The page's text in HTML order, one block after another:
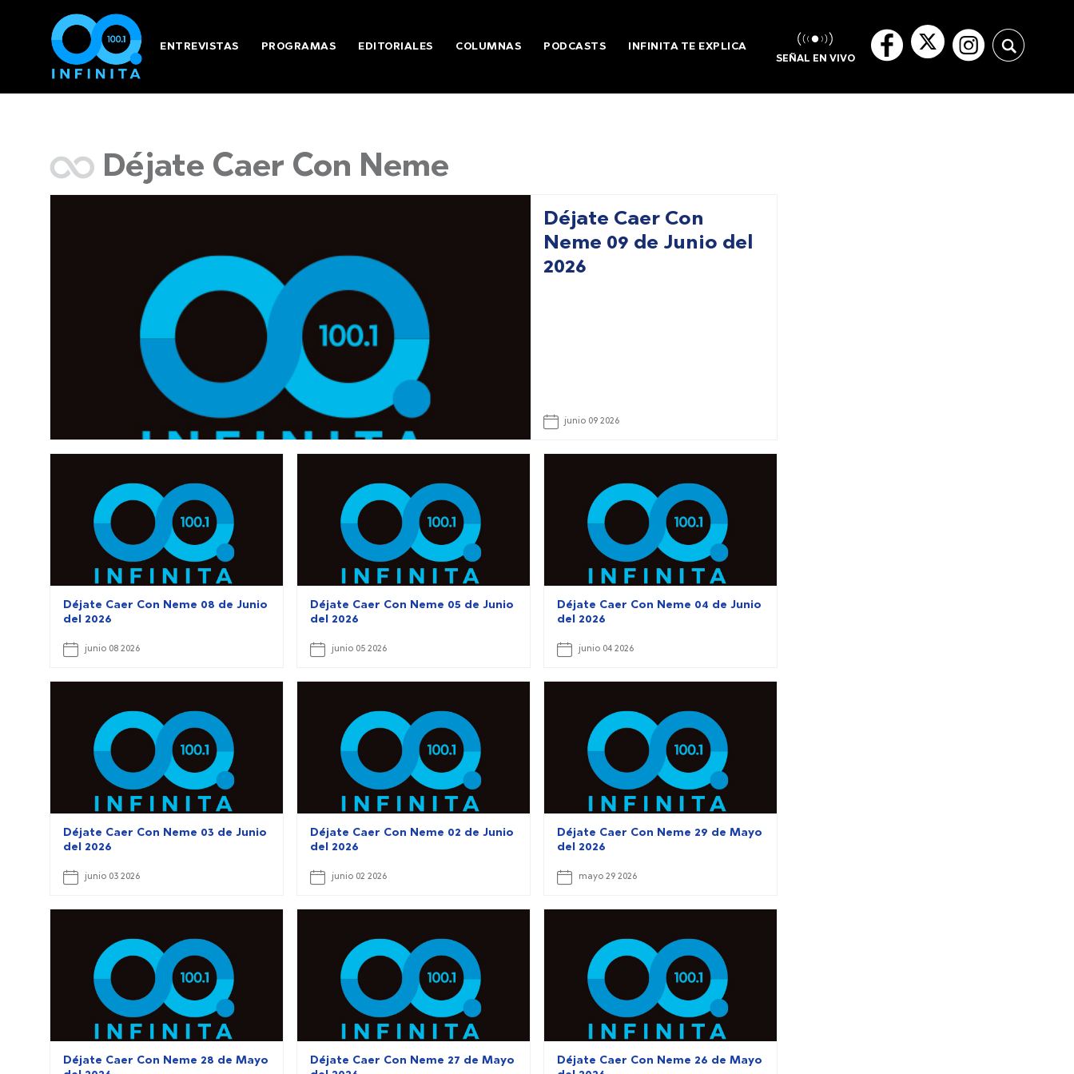
ENTREVISTAS PROGRAMAS EDITORIALES COLUMNAS PODCASTS INFINITA TE EXPLICA
SEÑAL EN VIVO
Déjate Caer Con Neme
Déjate Caer Con
Neme 09 de Junio del
2026
junio 09 2026
Déjate Caer Con Neme 08 de Junio
del 2026
junio 08 2026
Déjate Caer Con Neme 05 de Junio
del 2026
junio 05 2026
Déjate Caer Con Neme 04 de Junio
del 2026
junio 04 2026
Déjate Caer Con Neme 03 de Junio
del 2026
junio 03 2026
Déjate Caer Con Neme 02 de Junio
del 2026
junio 02 2026
Déjate Caer Con Neme 29 de Mayo
del 2026
mayo 29 2026
Déjate Caer Con Neme 28 de Mayo
Déjate Caer Con Neme 27 de Mayo
Déjate Caer Con Neme 26 de Mayo